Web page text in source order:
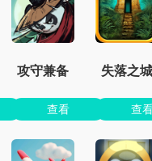
攻守兼备
查看
失落之城
查